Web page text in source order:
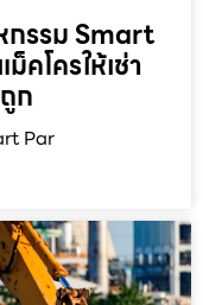
กรรม Smart
คโครให้เช่า
ก
Par